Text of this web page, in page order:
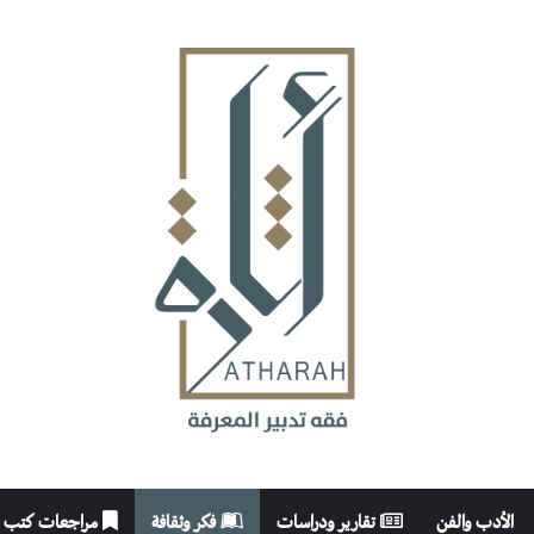
الأدب والفن تقارير ودراسات فكر وثقافة مراجعات كتب